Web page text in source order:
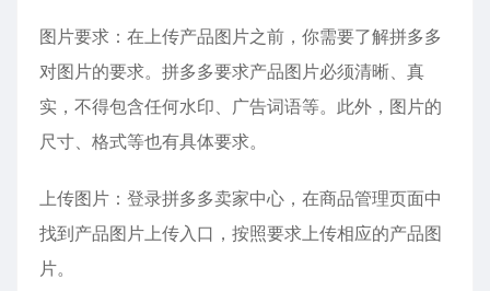
图片要求：在上传产品图片之前，你需要了解拼多多
对图片的要求。拼多多要求产品图片必须清晰、真
实，不得包含任何水印、广告词语等。此外，图片的
尺寸、格式等也有具体要求。
上传图片：登录拼多多卖家中心，在商品管理页面中
找到产品图片上传入口，按照要求上传相应的产品图
片。